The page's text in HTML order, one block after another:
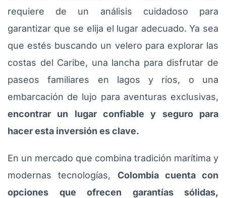
requiere de un análisis cuidadoso para
garantizar que se elija el lugar adecuado. Ya sea
que estés buscando un velero para explorar las
costas del Caribe, una lancha para disfrutar de
paseos familiares en lagos y ríos, o una
embarcación de lujo para aventuras exclusivas,
encontrar un lugar confiable y seguro para
hacer esta inversión es clave.
En un mercado que combina tradición marítima y
modernas tecnologías, Colombia cuenta con
opciones que ofrecen garantías sólidas,